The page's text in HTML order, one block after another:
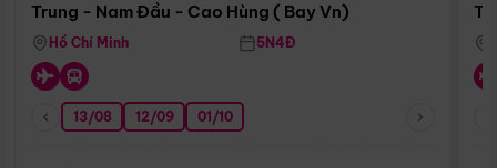
Trung - Nam Đầu - Cao Hùng ( Bay Vn)
Hồ Chí Minh 5N4Đ
13/08 12/09 01/10